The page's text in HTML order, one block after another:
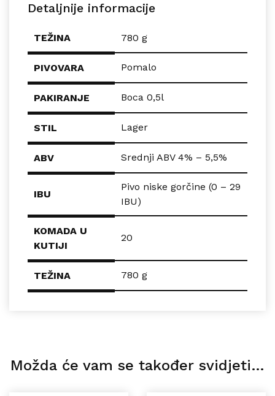
Detaljnije informacije
TEŽINA 780 g
PIVOVARA Pomalo
PAKIRANJE Boca 0,5l
STIL Lager
ABV Srednji ABV 4% – 5,5%
IBU
Pivo niske gorčine (0 – 29
IBU)
KOMADA U
KUTIJI
20
TEŽINA 780 g
Možda će vam se također svidjeti…